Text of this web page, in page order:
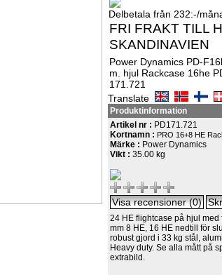
Delbetala från 232:-/
FRI FRAKT TILL
SKANDINAVIEN
Power Dynamics PD-
m. hjul Rackcase 16he
171.721
Translate
Produktinformation
Artikel nr : PD171.721
Kortnamn : PRO 16+8 HE
Märke : Power Dynamics
Vikt :35.00 kg
24 HE flightcase på hjul
mm 8 HE, 16 HE nedtill för
robust gjord i 33 kg stål,
Heavy duty. Se alla mått på
extrabild.